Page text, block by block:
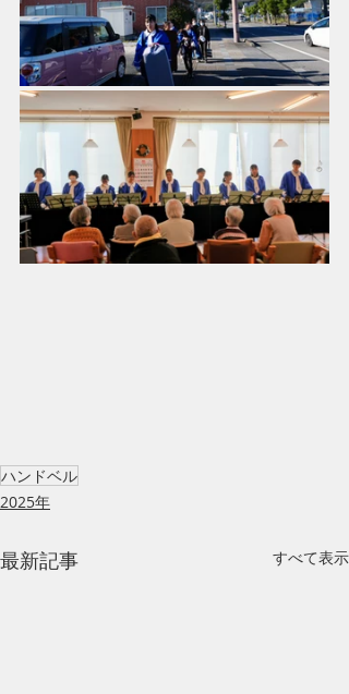
ハンドベル
2025年
最新記事 すべて表示